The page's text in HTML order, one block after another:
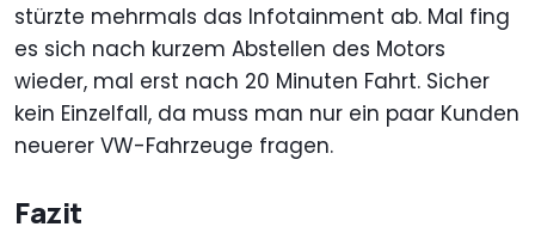
stürzte mehrmals das Infotainment ab. Mal fing
es sich nach kurzem Abstellen des Motors
wieder, mal erst nach 20 Minuten Fahrt. Sicher
kein Einzelfall, da muss man nur ein paar Kunden
neuerer VW-Fahrzeuge fragen.
Fazit